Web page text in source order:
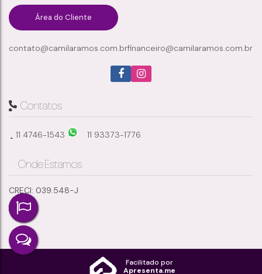
3 4 2 3
2
Vaga(s)
Área do Cliente
contato@camilaramos.com.brfinanceiro@camilaramos.com.br
Contatos
11 4746-1543 11 93373-1776
Onde Estamos
CRECI: 039.548-J